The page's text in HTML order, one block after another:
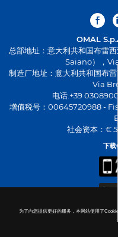
为了向您提供更好的服务，本网站使用了
OMAL
总部地址：意大利共和国布雷
Saiano），
制造厂地址：意大利共和国布
Via
电话.+39
增值税号：00645720988 -
社会资本：€
下载